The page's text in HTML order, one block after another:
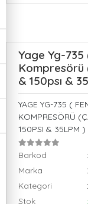
Yage Yg-
Kompresörü
& 150psı &
YAGE YG-735 (
KOMPRESÖRÜ
150PSI & 35LPM
Barkod
Marka
Kategori
Stok